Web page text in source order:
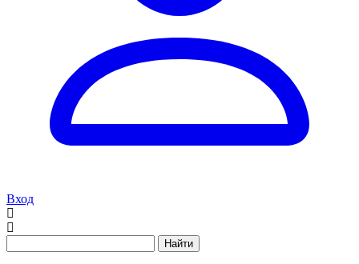
Вход
Найти